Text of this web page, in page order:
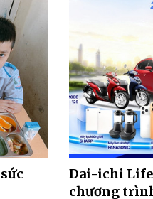
Dai-ichi
chương